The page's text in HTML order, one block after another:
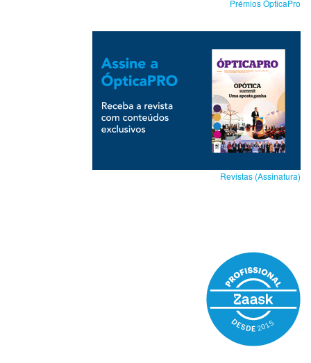
Prémios ÓpticaPro
Revistas (Assinatura)